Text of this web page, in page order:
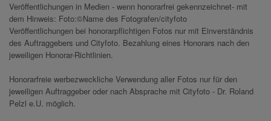
Veröffentlichungen in Medien - wenn honorarfrei gekennzeichnet- mit
dem Hinweis: Foto:©Name des Fotografen/cityfoto
Veröffentlichungen bei honorarpflichtigen Fotos nur mit Einverständnis
des Auftraggebers und Cityfoto. Bezahlung eines Honorars nach den
jeweiligen Honorar-Richtlinien.
Honorarfreie werbezweckliche Verwendung aller Fotos nur für den
jeweiligen Auftraggeber oder nach Absprache mit Cityfoto - Dr. Roland
Pelzl e.U. möglich.